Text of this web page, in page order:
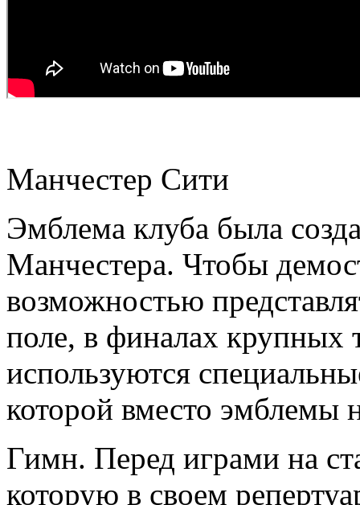
Манчестер Сити
Эмблема клуба была
Манчестера. Чтобы
возможностью
поле, в финалах крупных
используются
которой вместо эмблемы
Гимн. Перед играми на
которую в своем